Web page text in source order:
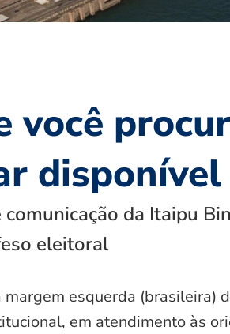
você
disponível
da Itaipu
eleitoral
esquerda (brasileira)
em atendimento às